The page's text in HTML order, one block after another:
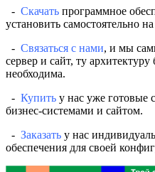
- Скачать программное
установить самостоятельно
- Связаться с нами, и мы
сервер и сайт, ту
необходима.
- Купить у нас уже готовые
бизнес-системами и сайтом.
- Заказать у нас
обеспечения для своей